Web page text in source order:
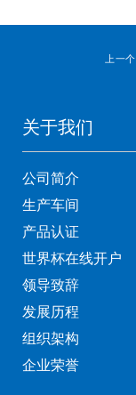
上一个
关于我们
公司简介
生产车间
产品认证
世界杯在线开户
领导致辞
发展历程
组织架构
企业荣誉